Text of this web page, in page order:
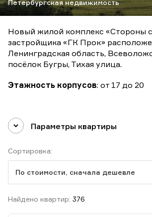
Петербургская недвижимость
Новый жилой комплекс «Стороны
застройщика «ГК Прок»
Ленинградская область,
посёлок Бугры, Тихая улица.
Этажность корпусов: от 17 до 20
Сортировка:
По стоимости, сначала дешевле
Параметры квартиры
Найдено квартир: 376